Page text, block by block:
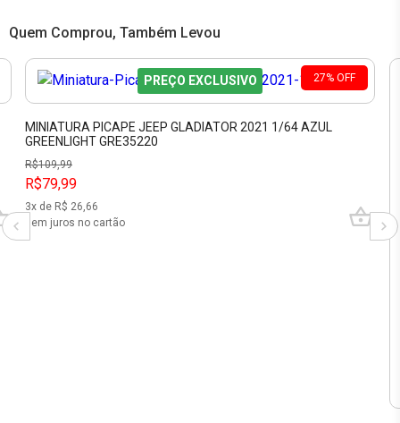
Quem Comprou, Também Levou
27% OFF
PREÇO EXCLUSIVO
MINIATURA PICAPE JEEP GLADIATOR 2021 1/64 AZUL
GREENLIGHT GRE35220
R$109,99
R$79,99
3x de R$ 26,66
sem juros no cartão